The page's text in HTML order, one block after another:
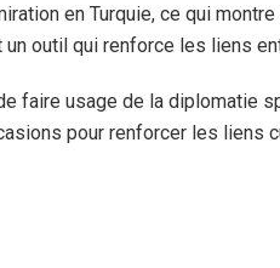
en Turquie, ce qui
outil qui renforce les liens
faire usage de la diplomatie
pour renforcer les liens